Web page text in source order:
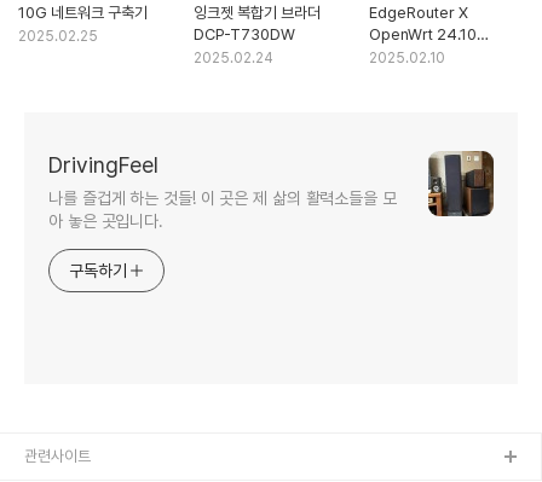
10G 네트워크 구축기
2025.02.25
잉크젯 복합기 브라더
DCP-T730DW
2025.02.24
EdgeRouter X
OpenWrt 24.10
업그레이드
2025.02.10
DrivingFeel
나를 즐겁게 하는 것들! 이 곳은 제 삶의 활력소들을 모
아 놓은 곳입니다.
구독하기
관련사이트